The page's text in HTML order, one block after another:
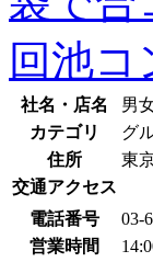
社名・店名
男
カテゴリ
グ
住所
東
交通アクセス
電話番号
03-
営業時間